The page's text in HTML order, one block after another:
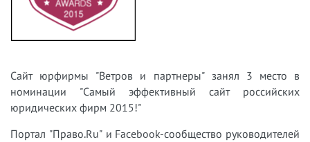
Сайт юрфирмы "Ветров и партнеры" занял 3 место в
номинации "Самый эффективный сайт российских
юридических фирм 2015!"
Портал "Право.Ru" и Facebook-сообщество руководителей